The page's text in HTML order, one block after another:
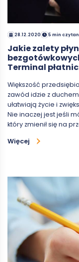
28.12.2020 5 min
Jakie zalety
Terminal
Większość
zawód idzie z
ułatwiają życie i
Nie inaczej jest jeśli
który zmienił się na
Więcej